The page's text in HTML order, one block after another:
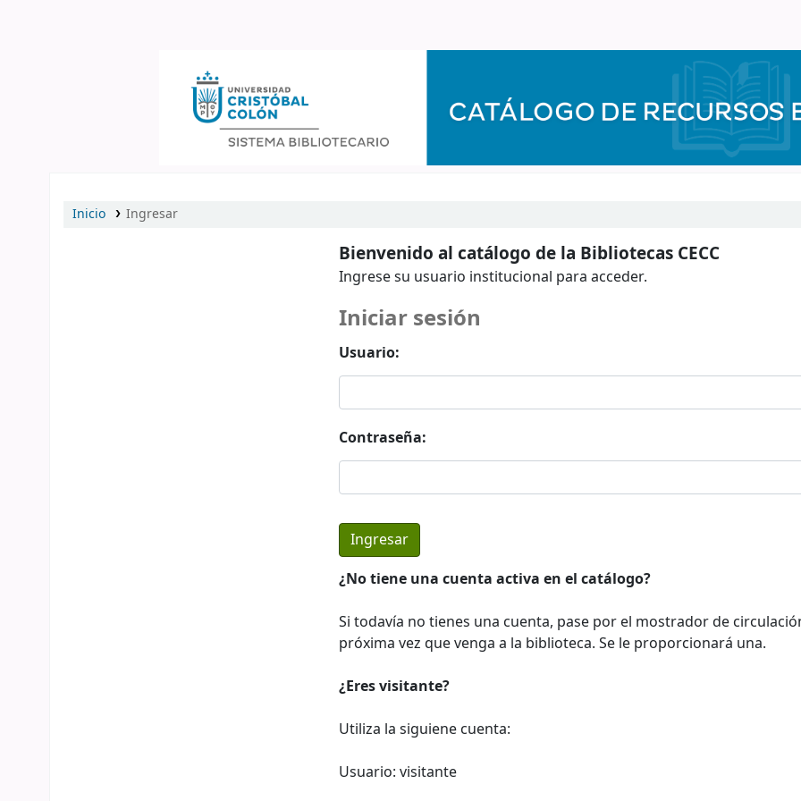
Inicio Ingresar
Bienvenido al catálogo de la Bibliotecas CECC
Ingrese su usuario institucional para acceder.
Iniciar sesión
Usuario:
Contraseña:
¿No tiene una cuenta activa en el catálogo?
Si todavía no tienes una cuenta, pase por el mostrador de
próxima vez que venga a la biblioteca. Se le proporcionará una.
¿Eres visitante?
Utiliza la siguiene cuenta:
Usuario: visitante